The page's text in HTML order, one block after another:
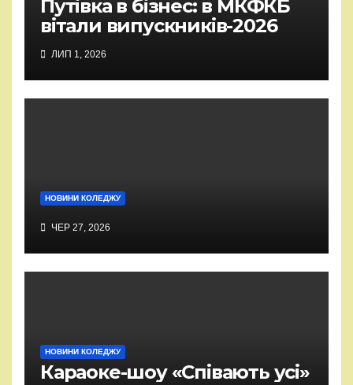
Путівка в бізнес: в МКФКБ
вітали випускників-2026
ЛИП 1, 2026
НОВИНИ КОЛЕДЖУ
ЧЕР 27, 2026
НОВИНИ КОЛЕДЖУ
Караоке-шоу «Співають усі»